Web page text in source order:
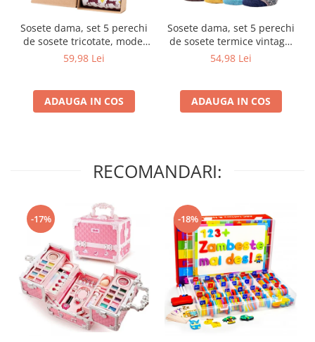
Sosete dama, set 5 perechi
de sosete tricotate, model
calduros cu imprimeu cu
pentru femei, cutie cadou,
ziua de nastere, Craciun,
59,98 Lei
ADAUGA IN COS
Sosete dama, set 5 perechi
de sosete termice vintage,
model calduros cu lana si
de toamna, iarna pentru
femei, pentru ziua de
54,98 Lei
ADAUGA IN COS
RECOMANDARI:
-17% -18%